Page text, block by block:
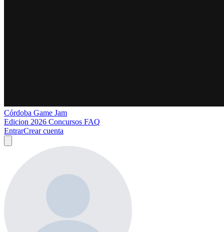
Córdoba Game Jam
Edicion 2026 Concursos FAQ
EntrarCrear cuenta